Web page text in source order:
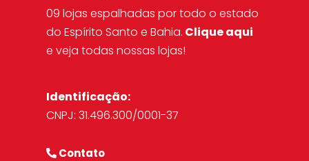
09 lojas espalhadas por todo o estado
do Espírito Santo e Bahia. Clique aqui
e veja todas nossas lojas!
Identificação:
CNPJ: 31.496.300/0001-37
Contato